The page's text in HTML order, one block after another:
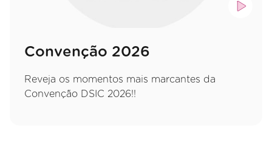
Convenção 2026
Reveja os momentos mais marcantes da
Convenção DSIC 2026!!